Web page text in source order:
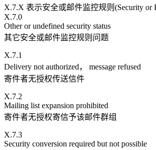
X.7.X 表示安全或邮件监控规则(Security or
X.7.0
Other or undefined security status
其它安全或邮件监控规则问题
X.7.1
Delivery not authorized， message refused
寄件者无授权传送信件
X.7.2
Mailing list expansion prohibited
寄件者无授权寄信予该邮件群组
X.7.3
Security conversion required but not possible